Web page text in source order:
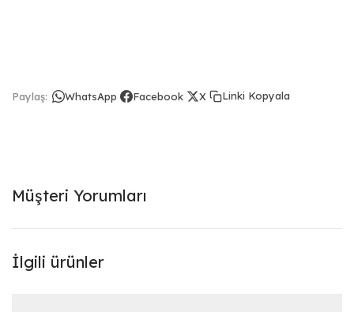
Paylaş: WhatsApp Facebook X Linki Kopyala
Müşteri Yorumları
İlgili ürünler